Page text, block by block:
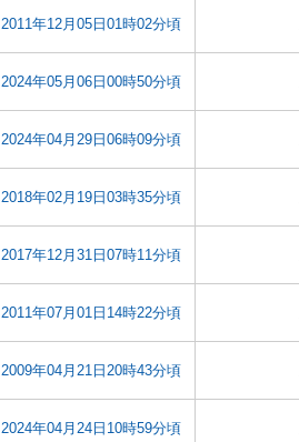
2011年12月05日01時02分頃
2024年05月06日00時50分頃
2024年04月29日06時09分頃
2018年02月19日03時35分頃
2017年12月31日07時11分頃
2011年07月01日14時22分頃
2009年04月21日20時43分頃
2024年04月24日10時59分頃